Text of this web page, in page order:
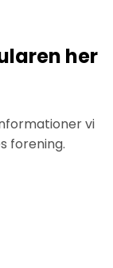
her
vi
forening.